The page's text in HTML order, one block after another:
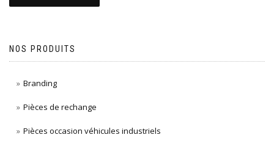
NOS PRODUITS
Branding
Pièces de rechange
Pièces occasion véhicules industriels